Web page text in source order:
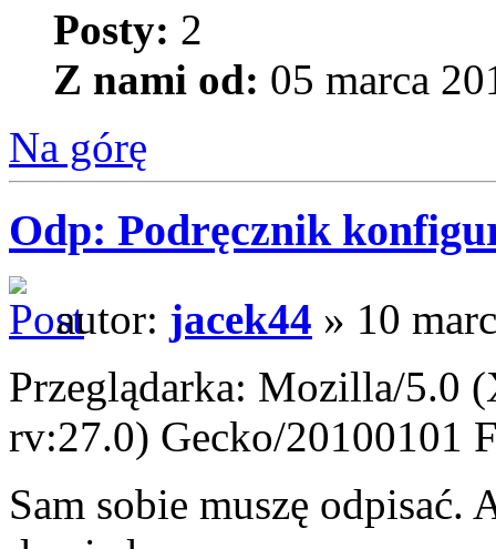
Posty: 2
Z nami od: 05 marca
Na górę
Odp: Podręcznik
autor: jacek44 » 10
Przeglądarka: Mozilla/5.0
rv:27.0) Gecko/20100101
Sam sobie muszę